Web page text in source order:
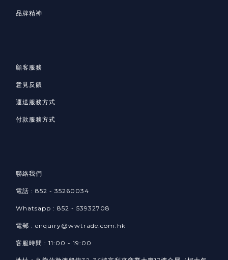
品牌精神
顧客服務
意見反饋
運送服務方式
付款服務方式
聯絡我們
電話 : 852 - 35260034
Whatsapp : 852 - 53932708​
電郵 : enquiry@wwtrade.com.hk
客服時間 : 11:00 - 19:00